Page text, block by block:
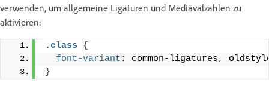
verwenden, um allgemeine Ligaturen und Mediävalzahlen zu
aktivieren:
.class
{
font-variant : common-ligatures,
}